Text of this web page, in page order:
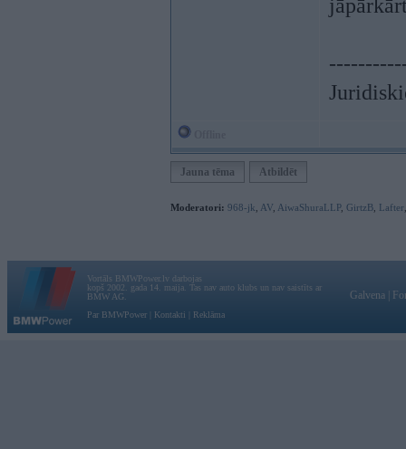
Jauna tēma Atbildēt
Moderatori: 968-jk AV AiwaShuraLLP, GirtzB Lafter
Vortāls BMWPower.lv darbojas
kopš 2002. gada 14. maija. Tas nav auto klubs un nav saistīts ar
BMW AG.
Par BMWPower
Kontakti Reklāma
Galvena